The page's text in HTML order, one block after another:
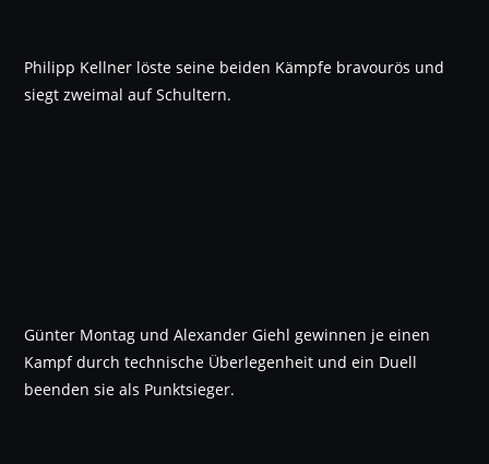
Philipp Kellner löste seine beiden Kämpfe bravourös und
siegt zweimal auf Schultern.
Günter Montag und Alexander Giehl gewinnen je einen
Kampf durch technische Überlegenheit und ein Duell
beenden sie als Punktsieger.